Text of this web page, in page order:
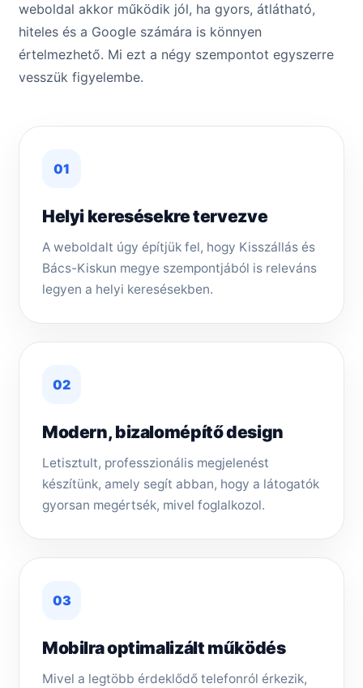
weboldal akkor működik jól, ha gyors, átlátható,
hiteles és a Google számára is könnyen
értelmezhető. Mi ezt a négy szempontot egyszerre
vesszük figyelembe.
01
Helyi keresésekre tervezve
A weboldalt úgy építjük fel, hogy Kisszállás és
Bács-Kiskun megye szempontjából is releváns
legyen a helyi keresésekben.
02
Modern, bizalomépítő design
Letisztult, professzionális megjelenést
készítünk, amely segít abban, hogy a látogatók
gyorsan megértsék, mivel foglalkozol.
03
Mobilra optimalizált működés
Mivel a legtöbb érdeklődő telefonról érkezik,